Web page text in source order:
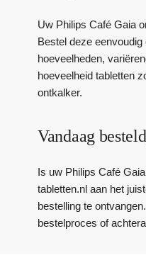
Uw Philips Café Gaia
Bestel deze
hoeveelheden,
hoeveelheid tabletten
ontkalker.
Vandaag
Is uw Philips Café
tabletten.nl aan het
bestelling te
bestelproces of